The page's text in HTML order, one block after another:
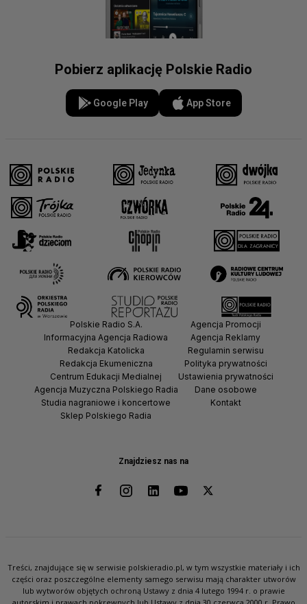
Pobierz aplikację Polskie Radio
Google Play App Store
Znajdziesz nas na
Polskie Radio S.A.
Informacyjna Agencja Radiowa
Redakcja Katolicka
Redakcja Ekumeniczna
Centrum Edukacji Medialnej
Agencja Muzyczna Polskiego Radia
Studia nagraniowe i koncertowe
Sklep Polskiego Radia
Agencja Promocji
Agencja Reklamy
Regulamin serwisu
Polityka prywatności
Ustawienia prywatności
Dane osobowe
Kontakt
Treści, znajdujące się w serwisie polskieradio.pl, w tym wszystkie materiały i ich
części oraz poszczególne elementy samego serwisu mają charakter utworów
lub wytworów objętych ochroną Ustawy z dnia 4 lutego 1994 r. o prawie